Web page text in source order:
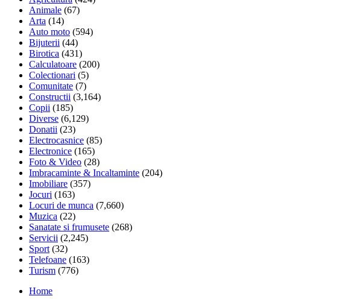
Animale (67)
Arta (14)
Auto moto (594)
Bijuterii (44)
Birotica (431)
Calculatoare (200)
Colectionari (5)
Comunitate (7)
Constructii (3,164)
Copii (185)
Diverse (6,129)
Donatii (23)
Electrocasnice (85)
Electronice (165)
Foto & Video (28)
Imbracaminte & Incaltaminte (204)
Imobiliare (357)
Jocuri (163)
Locuri de munca (7,660)
Muzica (22)
Sanatate si frumusete (268)
Servicii (2,245)
Sport (32)
Telefoane (163)
Turism (776)
Home